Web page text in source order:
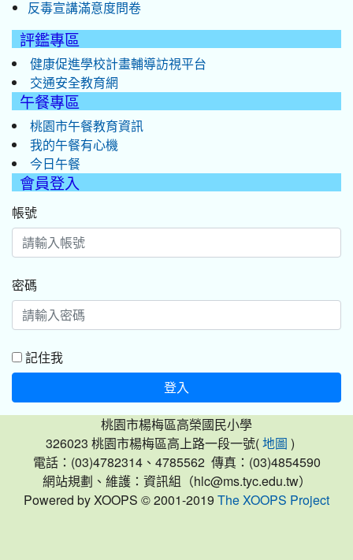
反毒宣講滿意度問卷
評鑑專區
健康促進學校計畫輔導訪視平台
交通安全教育網
午餐專區
桃園市午餐教育資訊
我的午餐有心機
今日午餐
會員登入
帳號
密碼
記住我
登入
桃園市楊梅區高榮國民小學
326023 桃園市楊梅區高上路一段一號( 地圖 )
電話：(03)4782314、4785562 傳真：(03)4854590
網站規劃、維護：資訊組（hlc@ms.tyc.edu.tw）
Powered by XOOPS © 2001-2019 The XOOPS Project